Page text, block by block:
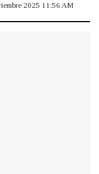
2025 11:56 AM